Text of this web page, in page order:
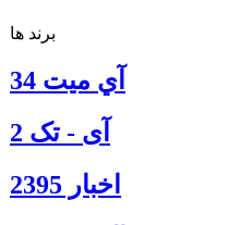
برند ها
آي ميت 34
آی - تک 2
اخبار 2395